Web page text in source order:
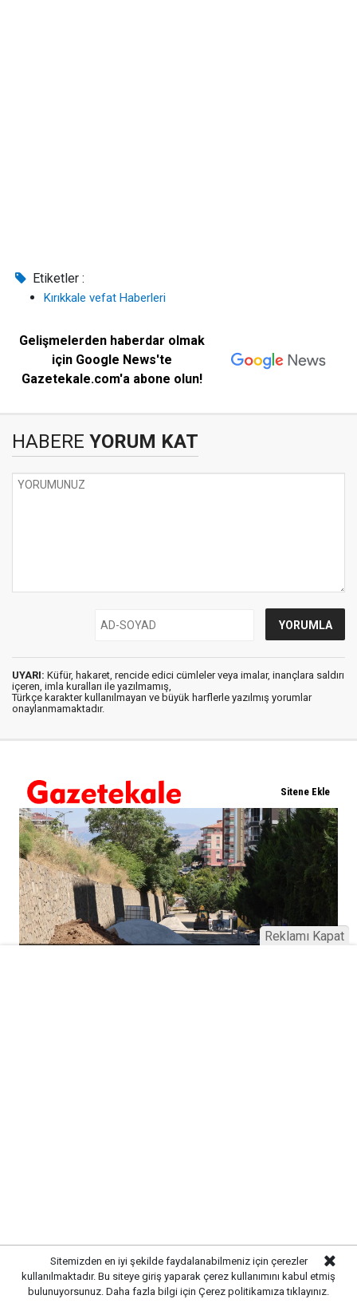
Etiketler :
Kırıkkale vefat Haberleri
Gelişmelerden haberdar olmak
için Google News'te
Gazetekale.com'a abone olun!
HABERE YORUM KAT
UYARI: Küfür, hakaret, rencide edici cümleler veya imalar, inançlara saldırı
içeren, imla kuralları ile yazılmamış,
Türkçe karakter kullanılmayan ve büyük harflerle yazılmış yorumlar
onaylanmamaktadır.
Yayınlanma: 06 Ağustos 2026 Perşembe 11:30
Sitemizden en iyi şekilde faydalanabilmeniz için çerezler
kullanılmaktadır. Bu siteye giriş yaparak çerez kullanımını kabul etmiş
bulunuyorsunuz. Daha fazla bilgi için Çerez politikamıza tıklayınız.
Reklamı Kapat